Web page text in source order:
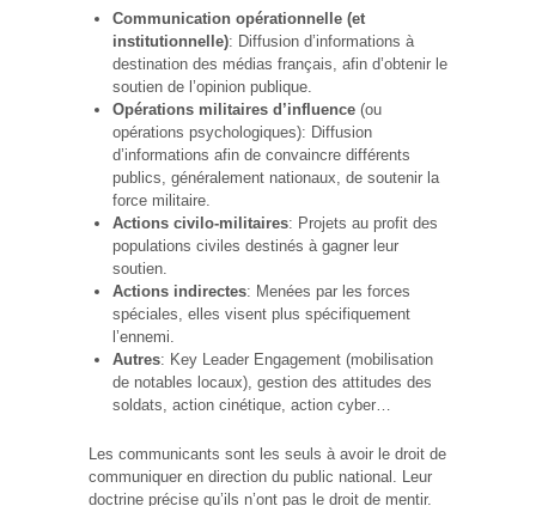
Communication opérationnelle (et
institutionnelle): Diffusion d’informations à
destination des médias français, afin d’obtenir le
soutien de l’opinion publique.
Opérations militaires d’influence (ou
opérations psychologiques): Diffusion
d’informations afin de convaincre différents
publics, généralement nationaux, de soutenir la
force militaire.
Actions civilo-militaires: Projets au profit des
populations civiles destinés à gagner leur
soutien.
Actions indirectes: Menées par les forces
spéciales, elles visent plus spécifiquement
l’ennemi.
Autres: Key Leader Engagement (mobilisation
de notables locaux), gestion des attitudes des
soldats, action cinétique, action cyber…
Les communicants sont les seuls à avoir le droit de
communiquer en direction du public national. Leur
doctrine précise qu’ils n’ont pas le droit de mentir.